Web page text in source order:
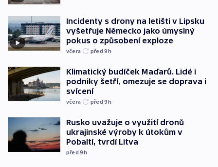
Incidenty s drony na letišti v Lipsku
vyšetřuje Německo jako úmyslný
pokus o způsobení exploze
včera před 9h
Klimatický budíček Maďarů. Lidé i
podniky šetří, omezuje se doprava i
svícení
včera před 9h
Rusko uvažuje o využití dronů
ukrajinské výroby k útokům v
Pobaltí, tvrdí Litva
před 9h